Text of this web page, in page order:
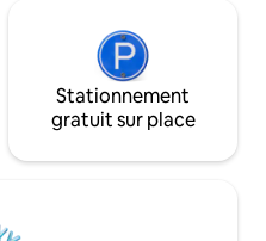
Stationnement
gratuit sur place